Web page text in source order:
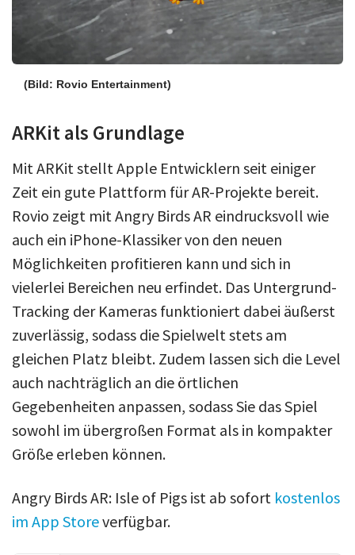
(Bild: Rovio Entertainment)
ARKit als Grundlage
Mit ARKit stellt Apple Entwicklern seit einiger
Zeit ein gute Plattform für AR-Projekte bereit.
Rovio zeigt mit Angry Birds AR eindrucksvoll wie
auch ein iPhone-Klassiker von den neuen
Möglichkeiten profitieren kann und sich in
vielerlei Bereichen neu erfindet. Das Untergrund-
Tracking der Kameras funktioniert dabei äußerst
zuverlässig, sodass die Spielwelt stets am
gleichen Platz bleibt. Zudem lassen sich die Level
auch nachträglich an die örtlichen
Gegebenheiten anpassen, sodass Sie das Spiel
sowohl im übergroßen Format als in kompakter
Größe erleben können.
Angry Birds AR: Isle of Pigs ist ab sofort kostenlos
im App Storeverfügbar.